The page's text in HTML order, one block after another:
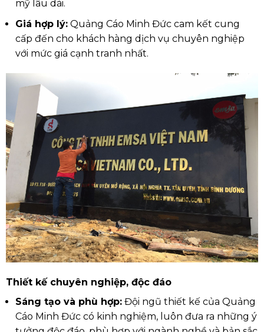
mỹ lâu dài.
Giá hợp lý:Quảng Cáo Minh Đức cam kết cung
cấp đến cho khách hàng dịch vụ chuyên nghiệp
với mức giá cạnh tranh nhất.
Thiết kế chuyên nghiệp, độc đáo
Sáng tạo và phù hợp:Đội ngũ thiết kế của Quảng
Cáo Minh Đức có kinh nghiệm, luôn đưa ra những ý